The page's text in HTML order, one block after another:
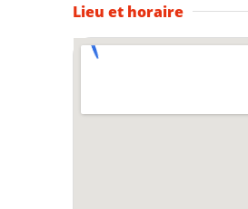
Lieu et horaire